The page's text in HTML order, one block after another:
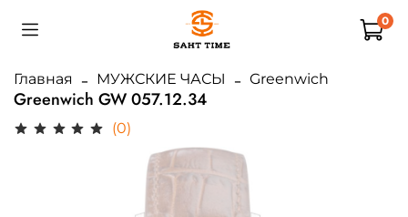
0
Главная МУЖСКИЕ ЧАСЫ Greenwich
Greenwich GW 057.12.34
(0)